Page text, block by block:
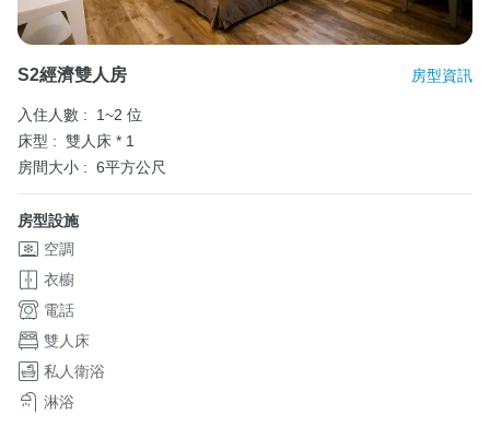
S2經濟雙人房 房型資訊
入住人數 :
1~2 位
床型 : 雙人床 * 1
房間大小 : 6平方公尺
房型設施
空調
衣櫥
電話
雙人床
私人衛浴
淋浴